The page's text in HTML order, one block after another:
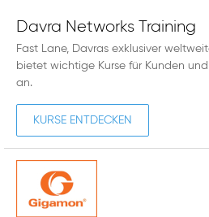
Davra Networks Training
Fast Lane, Davras exklusiver
bietet wichtige Kurse für Kunden
an.
KURSE ENTDECKEN